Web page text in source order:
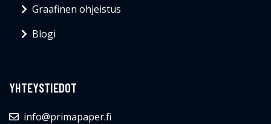
Graafinen ohjeistus
Blogi
YHTEYSTIEDOT
info@primapaper.fi